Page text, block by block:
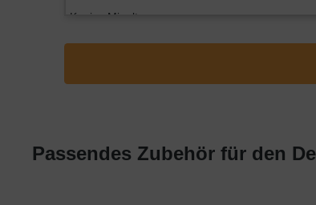
Konica Minolta
Kyocera
Passendes Zubehör für den